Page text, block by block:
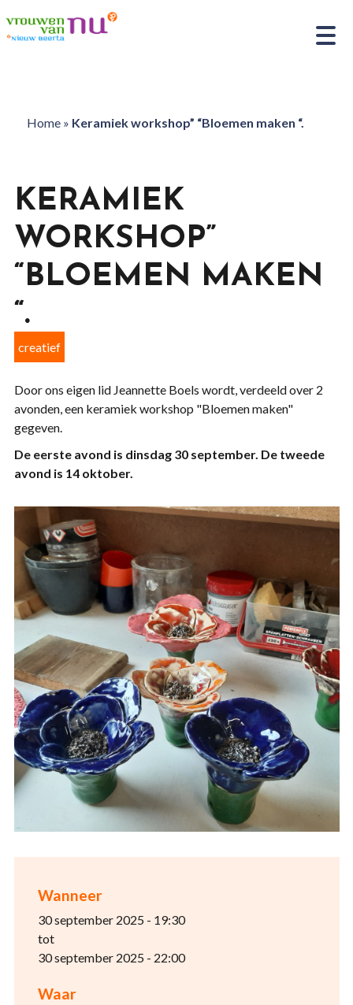
Home» Keramiek workshop” “Bloemen maken “.
Wanneer
30 september 2025 - 19:30
tot
30 september 2025 - 22:00
Waar
KERAMIEK
WORKSHOP”
“BLOEMEN MAKEN
“.
creatief
Door ons eigen lid Jeannette Boels wordt, verdeeld over 2
avonden, een keramiek workshop "Bloemen maken"
gegeven.
De eerste avond is dinsdag 30 september. De tweede
avond is 14 oktober.